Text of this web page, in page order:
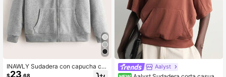
INAWLY Sudadera con capucha co
n bolsillo de cordón, manga larga, p
$23.68
Aalyst